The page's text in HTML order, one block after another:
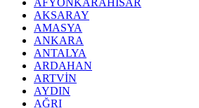
AFYONKARAHİSAR
AKSARAY
AMASYA
ANKARA
ANTALYA
ARDAHAN
ARTVİN
AYDIN
AĞRI